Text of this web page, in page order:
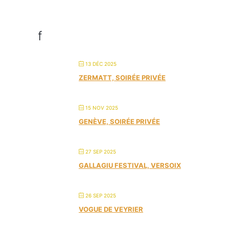
f
13 DÉC 2025
ZERMATT, SOIRÉE PRIVÉE
15 NOV 2025
GENÈVE, SOIRÉE PRIVÉE
27 SEP 2025
GALLAGIU FESTIVAL, VERSOIX
26 SEP 2025
VOGUE DE VEYRIER